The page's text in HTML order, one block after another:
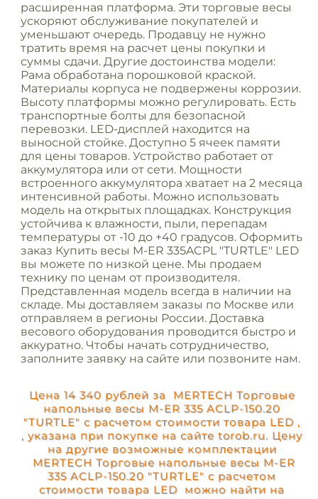
расширенная платформа. Эти торговые весы
ускоряют обслуживание покупателей и
уменьшают очередь. Продавцу не нужно
тратить время на расчет цены покупки и
суммы сдачи. Другие достоинства модели:
Рама обработана порошковой краской.
Материалы корпуса не подвержены коррозии.
Высоту платформы можно регулировать. Есть
транспортные болты для безопасной
перевозки. LED-дисплей находится на
выносной стойке. Доступно 5 ячеек памяти
для цены товаров. Устройство работает от
аккумулятора или от сети. Мощности
встроенного аккумулятора хватает на 2 месяца
интенсивной работы. Можно использовать
модель на открытых площадках. Конструкция
устойчива к влажности, пыли, перепадам
температуры от -10 до +40 градусов. Оформить
заказ Купить весы M-ER 335ACPL "TURTLE" LED
вы можете по низкой цене. Мы продаем
технику по ценам от производителя.
Представленная модель всегда в наличии на
складе. Мы доставляем заказы по Москве или
отправляем в регионы России. Доставка
весового оборудования проводится быстро и
аккуратно. Чтобы начать сотрудничество,
заполните заявку на сайте или позвоните нам.
Цена 14 340 рублей за MERTECH Торговые
напольные весы M-ER 335 ACLP-150.20
"TURTLE" с расчетом стоимости товара LED ,
, указана при покупке на сайте torob.ru. Цену
на другие возможные комплектации
MERTECH Торговые напольные весы M-ER
335 ACLP-150.20 "TURTLE" с расчетом
стоимости товара LED можно найти на